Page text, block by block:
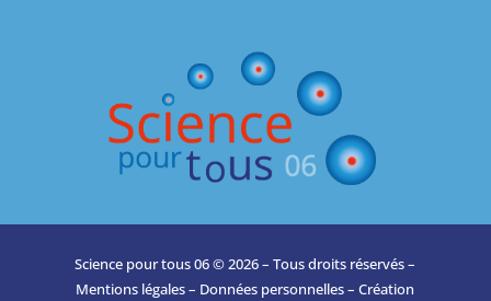
Science pour tous 06 © 2026 – Tous droits réservés –
Mentions légales– Données personnelles– Création